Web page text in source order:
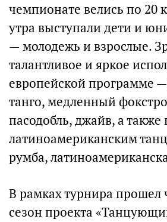
чемпионате велись по 20
утра выступали дети и
— молодежь и взрослые.
талантливое и яркое
европейской программе
танго, медленный
пасодобль, джайв, а также
латиноамериканским
румба,
В рамках турнира прошел
сезон проекта